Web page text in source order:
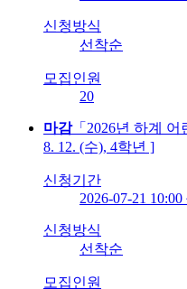
신청방식
선착순
모집인원
20
마감「2026년 하계 어
8. 12. (수), 4학년 ]
신청기간
2026-07-21
신청방식
선착순
모집인원